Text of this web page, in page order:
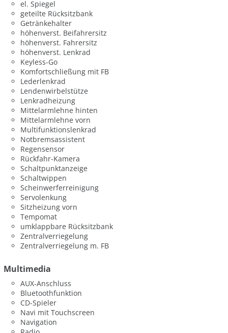
el. Spiegel
geteilte Rücksitzbank
Getränkehalter
höhenverst. Beifahrersitz
höhenverst. Fahrersitz
höhenverst. Lenkrad
Keyless-Go
Komfortschließung mit FB
Lederlenkrad
Lendenwirbelstütze
Lenkradheizung
Mittelarmlehne hinten
Mittelarmlehne vorn
Multifunktionslenkrad
Notbremsassistent
Regensensor
Rückfahr-Kamera
Schaltpunktanzeige
Schaltwippen
Scheinwerferreinigung
Servolenkung
Sitzheizung vorn
Tempomat
umklappbare Rücksitzbank
Zentralverriegelung
Zentralverriegelung m. FB
Multimedia
AUX-Anschluss
Bluetoothfunktion
CD-Spieler
Navi mit Touchscreen
Navigation